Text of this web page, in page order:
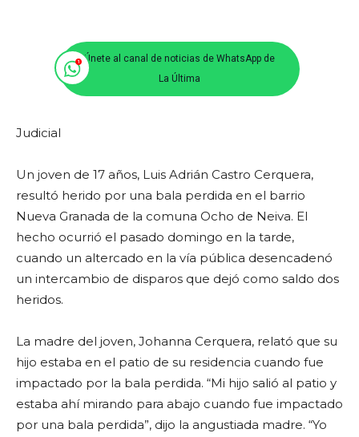
Únete al canal de noticias de WhatsApp de
La Última
Judicial
Un joven de 17 años, Luis Adrián Castro Cerquera,
resultó herido por una bala perdida en el barrio
Nueva Granada de la comuna Ocho de Neiva. El
hecho ocurrió el pasado domingo en la tarde,
cuando un altercado en la vía pública desencadenó
un intercambio de disparos que dejó como saldo dos
heridos.
La madre del joven, Johanna Cerquera, relató que su
hijo estaba en el patio de su residencia cuando fue
impactado por la bala perdida. “Mi hijo salió al patio y
estaba ahí mirando para abajo cuando fue impactado
por una bala perdida”, dijo la angustiada madre. “Yo